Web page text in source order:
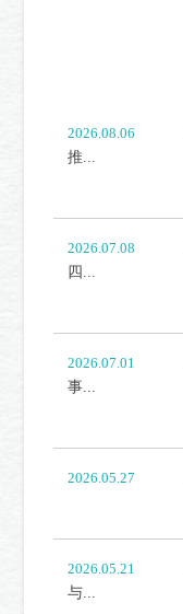
2026.08.06
推...
2026.07.08
四...
2026.07.01
事...
2026.05.27
2026.05.21
与...